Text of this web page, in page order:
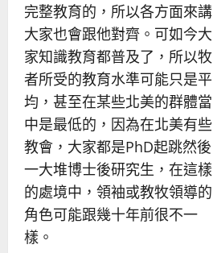
完整教育的，所以各方面來講
大家也會跟他對齊。可如今大
家知識教育都普及了，所以牧
者所受的教育水準可能只是平
均，甚至在某些北美的群體當
中是最低的，因為在北美有些
教會，大家都是PhD起跳然後
一大堆博士後研究生，在這樣
的處境中，領袖或教牧領導的
角色可能跟幾十年前很不一
樣。